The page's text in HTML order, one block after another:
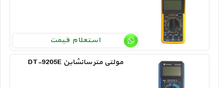
استعلام قیمت
DT-9205E مولتی متر سانشاین